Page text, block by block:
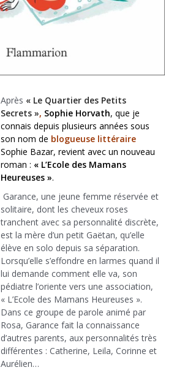
Après « Le Quartier des Petits
Secrets », Sophie Horvath, que je
connais depuis plusieurs années sous
son nom de blogueuse littéraire
Sophie Bazar, revient avec un nouveau
roman : « L’Ecole des Mamans
Heureuses ».
Garance, une jeune femme réservée et
solitaire, dont les cheveux roses
tranchent avec sa personnalité discrète,
est la mère d’un petit Gaëtan, qu’elle
élève en solo depuis sa séparation.
Lorsqu’elle s’effondre en larmes quand il
lui demande comment elle va, son
pédiatre l’oriente vers une association,
« L’Ecole des Mamans Heureuses ».
Dans ce groupe de parole animé par
Rosa, Garance fait la connaissance
d’autres parents, aux personnalités très
différentes : Catherine, Leila, Corinne et
Aurélien…